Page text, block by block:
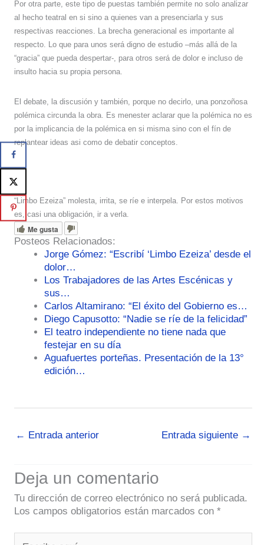
Por otra parte, este tipo de puestas también permite no solo analizar
al hecho teatral en si sino a quienes van a presenciarla y sus
respectivas reacciones. La brecha generacional es importante al
respecto. Lo que para unos será digno de estudio –más allá de la
“gracia” que pueda despertar-, para otros será de dolor e incluso de
insulto hacia su propia persona.
El debate, la discusión y también, porque no decirlo, una ponzoñosa
polémica circunda la obra. Es menester aclarar que la polémica no es
por la implicancia de la polémica en si misma sino con el fín de
replantear ideas asi como de debatir conceptos.
“Limbo Ezeiza” molesta, irrita, se ríe e interpela. Por estos motivos
es, casi una obligación, ir a verla.
Me gusta
Posteos Relacionados:
Jorge Gómez: “Escribí ‘Limbo Ezeiza’ desde el
dolor…
Los Trabajadores de las Artes Escénicas y
sus…
Carlos Altamirano: “El éxito del Gobierno es…
Diego Capusotto: “Nadie se ríe de la felicidad”
El teatro independiente no tiene nada que
festejar en su día
Aguafuertes porteñas. Presentación de la 13°
edición…
← Entrada anterior Entrada siguiente →
Deja un comentario
Tu dirección de correo electrónico no será publicada.
Los campos obligatorios están marcados con *